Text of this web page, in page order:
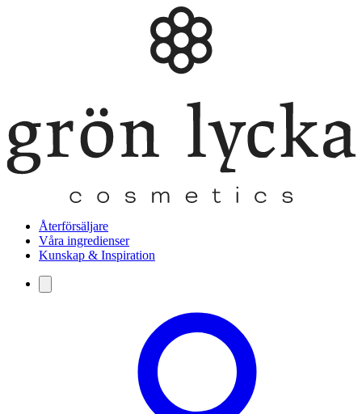
Återförsäljare
Våra ingredienser
Kunskap & Inspiration